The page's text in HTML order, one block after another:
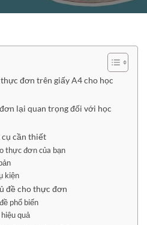
đơn trên giấy A4 cho học
lại quan trọng đối với học
cụ cần thiết
thực đơn của bạn
kiện
đề cho thực đơn
phổ biến
quả